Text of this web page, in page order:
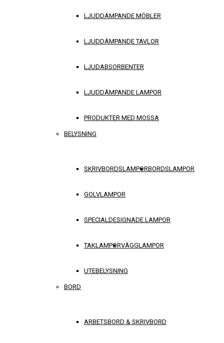
LJUDDÄMPANDE MÖBLER
LJUDDÄMPANDE TAVLOR
LJUDABSORBENTER
LJUDDÄMPANDE LAMPOR
PRODUKTER MED MOSSA
BELYSNING
SKRIVBORDSLAMPORBORDSLAMPOR
GOLVLAMPOR
SPECIALDESIGNADE LAMPOR
TAKLAMPORVÄGGLAMPOR
UTEBELYSNING
BORD
ARBETSBORD & SKRIVBORD